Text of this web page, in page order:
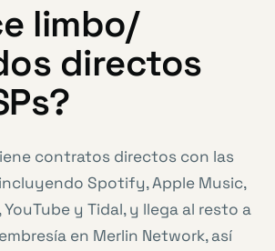
limbo/
directos
contratos directos con las
incluyendo Spotify, Apple Music,
y Tidal, y llega al resto a
en Merlin Network, así